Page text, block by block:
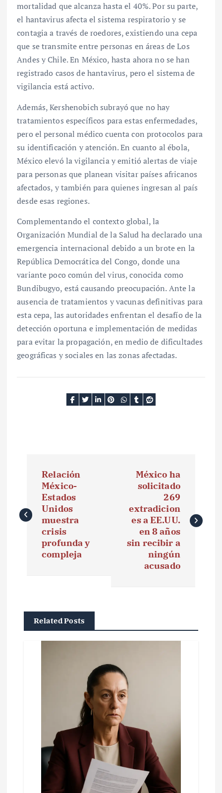
mortalidad que alcanza hasta el 40%. Por su parte,
el hantavirus afecta el sistema respiratorio y se
contagia a través de roedores, existiendo una cepa
que se transmite entre personas en áreas de Los
Andes y Chile. En México, hasta ahora no se han
registrado casos de hantavirus, pero el sistema de
vigilancia está activo.
Además, Kershenobich subrayó que no hay
tratamientos específicos para estas enfermedades,
pero el personal médico cuenta con protocolos para
su identificación y atención. En cuanto al ébola,
México elevó la vigilancia y emitió alertas de viaje
para personas que planean visitar países africanos
afectados, y también para quienes ingresan al país
desde esas regiones.
Complementando el contexto global, la
Organización Mundial de la Salud ha declarado una
emergencia internacional debido a un brote en la
República Democrática del Congo, donde una
variante poco común del virus, conocida como
Bundibugyo, está causando preocupación. Ante la
ausencia de tratamientos y vacunas definitivas para
esta cepa, las autoridades enfrentan el desafío de la
detección oportuna e implementación de medidas
para evitar la propagación, en medio de dificultades
geográficas y sociales en las zonas afectadas.
v
e
Relación
México-
Estados
Unidos
muestra
crisis
profunda y
compleja
México ha
solicitado
269
extradicion
es a EE.UU.
en 8 años
sin recibir a
ningún
acusado
Related Posts